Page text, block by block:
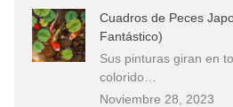
Cuadros de Peces
Fantástico)
Sus pinturas giran en
colorido…
Noviembre 28, 2023